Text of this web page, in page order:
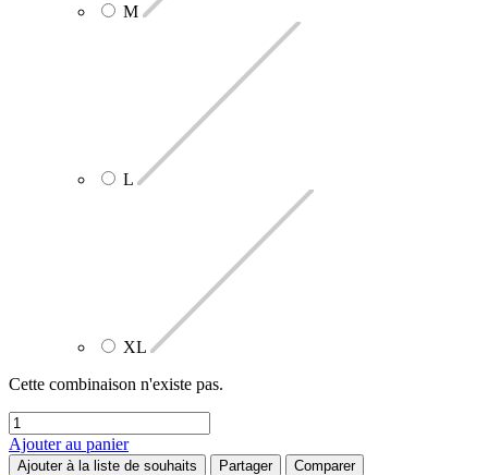
M
L
XL
Cette combinaison n'existe pas.
Ajouter au panier
Ajouter à la liste de souhaits Partager Comparer